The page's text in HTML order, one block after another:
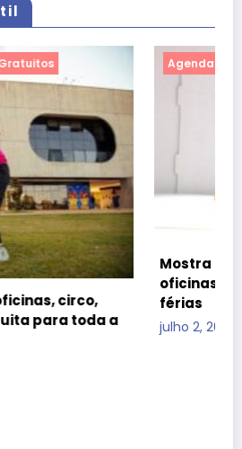
de julho
leva teatro, cinema e
ao CCBB Brasília durante as
Dória